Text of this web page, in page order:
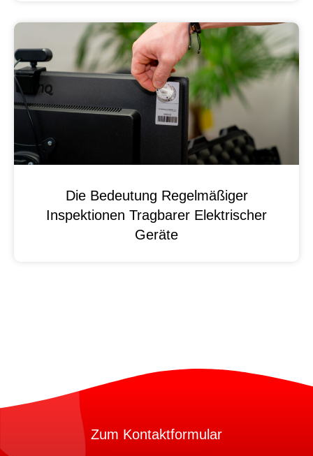
Die Bedeutung Regelmäßiger
Inspektionen Tragbarer Elektrischer
Geräte
Zum Kontaktformular